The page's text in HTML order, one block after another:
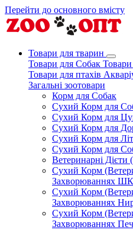
Перейти до основного вмісту
Товари для тварин
Товари для Собак Товари
Товари для птахів
Загальні зоотовари
Корм для Собак
Сухий Корм для
Сухий Корм для
Сухий Корм для
Сухий Корм для
Сухий Корм для
Ветеринарні
Сухий Корм
Захворюваннях
Сухий Корм
Захворюваннях
Сухий Корм
Захворюваннях